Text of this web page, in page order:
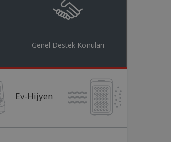
Genel Destek Konuları
Ev-Hijyen